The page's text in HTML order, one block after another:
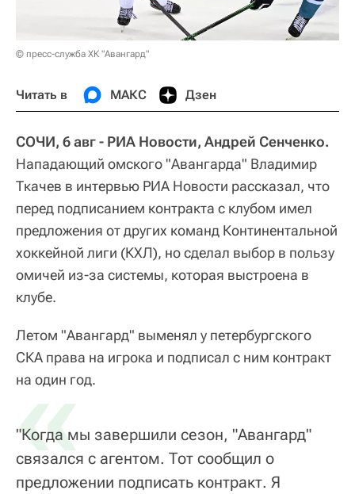
© пресс-служба ХК "Авангард"
Читать в МАКС Дзен
СОЧИ, 6 авг - РИА Новости, Андрей Сенченко.
Нападающий омского "Авангарда" Владимир
Ткачев в интервью РИА Новости рассказал, что
перед подписанием контракта с клубом имел
предложения от других команд Континентальной
хоккейной лиги (КХЛ), но сделал выбор в пользу
омичей из-за системы, которая выстроена в
клубе.
Летом "Авангард" выменял у петербургского
СКА права на игрока и подписал с ним контракт
на один год.
«
"Когда мы завершили сезон, "Авангард"
связался с агентом. Тот сообщил о
предложении подписать контракт. Я